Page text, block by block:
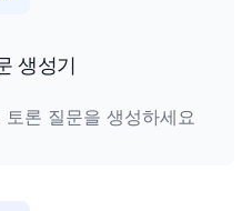
생성기
론 질문을 생성하세요